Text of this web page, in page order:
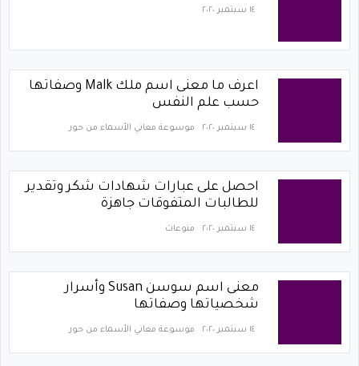
١٤ سبتمبر ٢٠٢٠
اعرف ما معنى اسم ملك Malk وصفاتها
حسب علم النفس
١٤ سبتمبر ٢٠٢٠ موسوعة معاني الأسماء من حور
احصل على عبارات شهادات شكر وتقدير
للطالبات المتفوقات جاهزة
١٤ سبتمبر ٢٠٢٠ منوعات
معنى اسم سوسن Susan وأسرار
شخصياتها وصفاتها
١٤ سبتمبر ٢٠٢٠ موسوعة معاني الأسماء من حور